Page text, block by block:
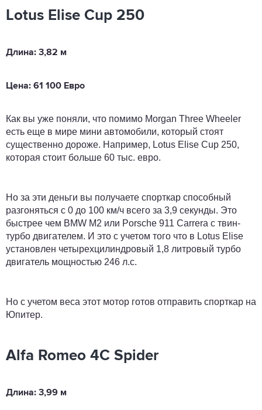
Lotus Elise Cup 250
Длина: 3,82 м
Цена: 61 100 Евро
Как вы уже поняли, что помимо Morgan Three Wheeler
есть еще в мире мини автомобили, который стоят
существенно дороже. Например, Lotus Elise Cup 250,
которая стоит больше 60 тыс. евро.
Но за эти деньги вы получаете спорткар способный
разгоняться с 0 до 100 км/ч всего за 3,9 секунды. Это
быстрее чем BMW M2 или Porsche 911 Carrera с твин-
турбо двигателем. И это с учетом того что в Lotus Elise
установлен четырехцилиндровый 1,8 литровый турбо
двигатель мощностью 246 л.с.
Но с учетом веса этот мотор готов отправить спорткар на
Юпитер.
Alfa Romeo 4C Spider
Длина: 3,99 м